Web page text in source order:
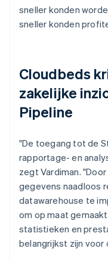
sneller konden
sneller konden
Cloudbeds
zakelijke
Pipeline
"De toegang tot de
rapportage- en
zegt Vardiman.
gegevens naadloos
datawarehouse te
om op maat
statistieken en
belangrijkst zijn voor